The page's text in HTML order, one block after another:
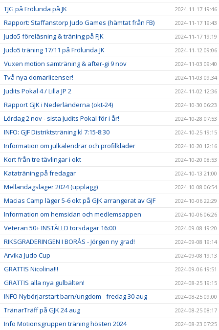
TJG på Frölunda på JK 2024-11-17 19:46
Rapport: Staffanstorp Judo Games (hämtat från FB) 2024-11-17 19:43
Judo5 föreläsning & träning på FJK 2024-11-17 19:19
Judo5 träning 17/11 på Frölunda JK 2024-11-12 09:06
Vuxen motion samträning & after-gi 9 nov 2024-11-03 09:40
Två nya domarlicenser! 2024-11-03 09:34
Judits Pokal 4 / Lilla JP 2 2024-11-02 12:36
Rapport GJK i Nederländerna (okt-24) 2024-10-30 06:23
Lördag 2 nov - sista Judits Pokal för i år! 2024-10-28 07:53
INFO: GJF Distriktsträning kl 7:15-8:30 2024-10-25 19:15
Information om julkalendrar och profilkläder 2024-10-20 12:16
Kort från tre tävlingar i okt 2024-10-20 08:53
Kataträning på fredagar 2024-10-13 21:00
Mellandagsläger 2024 (upplägg) 2024-10-08 06:54
Macias Camp läger 5-6 okt på GJK arrangerat av GJF 2024-10-06 22:29
Information om hemsidan och medlemsappen 2024-10-06 06:26
Veteran 50+ INSTÄLLD torsdagar 16:00 2024-09-08 19:20
RIKSGRADERINGEN I BORÅS - Jörgen ny grad! 2024-09-08 19:14
Arvika Judo Cup 2024-09-08 19:13
GRATTIS Nicolina!!! 2024-09-06 19:51
GRATTIS alla nya gulbälten! 2024-08-25 19:15
INFO Nybörjarstart barn/ungdom - fredag 30 aug 2024-08-25 09:00
TränarTräff på GJK 24 aug 2024-08-25 08:17
Info Motionsgruppen träning hösten 2024 2024-08-23 07:25